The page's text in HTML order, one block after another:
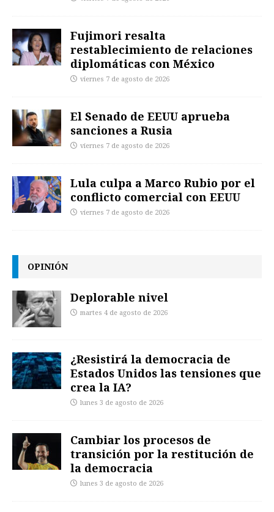
Fujimori resalta
restablecimiento de relaciones
diplomáticas con México
viernes 7 de agosto de 2026
El Senado de EEUU aprueba
sanciones a Rusia
viernes 7 de agosto de 2026
Lula culpa a Marco Rubio por el
conflicto comercial con EEUU
viernes 7 de agosto de 2026
OPINIÓN
Deplorable nivel
martes 4 de agosto de 2026
¿Resistirá la democracia de
Estados Unidos las tensiones que
crea la IA?
lunes 3 de agosto de 2026
Cambiar los procesos de
transición por la restitución de
la democracia
lunes 3 de agosto de 2026